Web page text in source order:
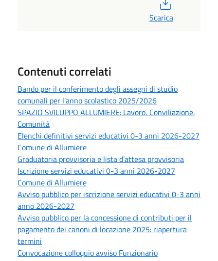
Scarica
Contenuti correlati
Bando per il conferimento degli assegni di studio
comunali per l’anno scolastico 2025/2026
SPAZIO SVILUPPO ALLUMIERE: Lavoro, Conviliazione,
Comunità
Elenchi definitivi servizi educativi 0-3 anni 2026-2027
Comune di Allumiere
Graduatoria provvisoria e lista d’attesa provvisoria
Iscrizione servizi educativi 0-3 anni 2026-2027
Comune di Allumiere
Avviso pubblico per iscrizione servizi educativi 0-3 anni
anno 2026-2027
Avviso pubblico per la concessione di contributi per il
pagamento dei canoni di locazione 2025: riapertura
termini
Convocazione colloquio avviso Funzionario